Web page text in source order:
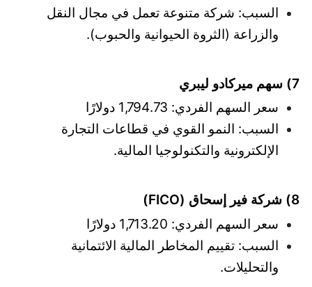
السبب: شركة متنوعة تعمل في مجال النقل
والزراعة (الثروة الحيوانية والحبوب).
7) سهم ميركادو ليبري
سعر السهم الفردي: 1,794.73 دولارًا
السبب: النمو القوي في قطاعات التجارة
الإلكترونية والتكنولوجيا المالية.
8) شركة فير إسحاق (FICO)
سعر السهم الفردي: 1,713.20 دولارًا
السبب: تقييم المخاطر المالية الائتمانية
والتحليلات.